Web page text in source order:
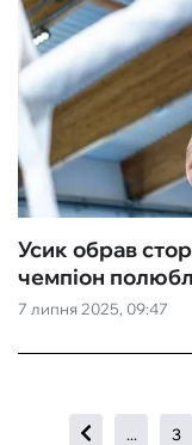
7 липня 2025, 09:47
Усик обрав
чемпіон
... 3